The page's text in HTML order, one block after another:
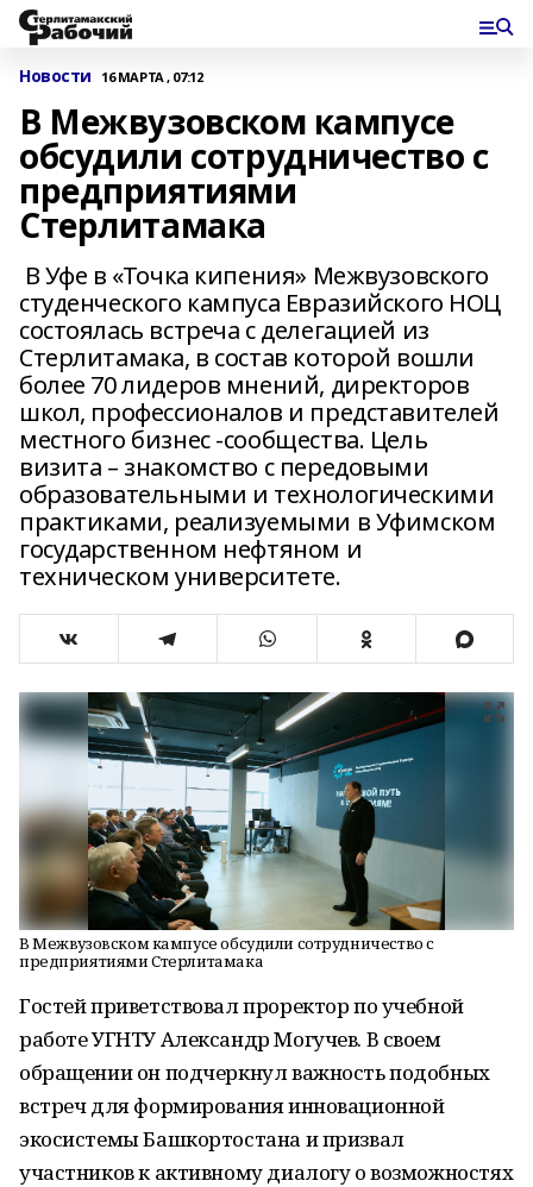
Новости 16 МАРТА , 07:12
В Межвузовском кампусе
обсудили сотрудничество с
предприятиями
Стерлитамака
В Уфе в «Точка кипения» Межвузовского
студенческого кампуса Евразийского НОЦ
состоялась встреча с делегацией из
Стерлитамака, в состав которой вошли
более 70 лидеров мнений, директоров
школ, профессионалов и представителей
местного бизнес -сообщества. Цель
визита – знакомство с передовыми
образовательными и технологическими
практиками, реализуемыми в Уфимском
государственном нефтяном и
техническом университете.
В Межвузовском кампусе обсудили сотрудничество с
предприятиями Стерлитамака
Гостей приветствовал проректор по учебной
работе УГНТУ Александр Могучев. В своем
обращении он подчеркнул важность подобных
встреч для формирования инновационной
экосистемы Башкортостана и призвал
участников к активному диалогу о возможностях